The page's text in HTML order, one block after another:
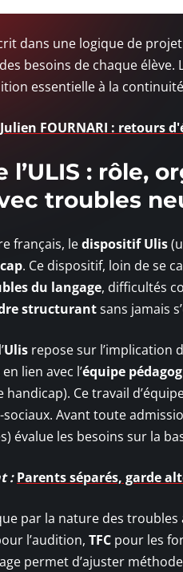
dans une logique de
besoins de chaque
essentielle à la
FOURNARI : retours
l’ULIS : rôle,
troubles
français, ledispositif Ulis
. Ce dispositif, loin de se
du langage, difficultés
structurantsans jamais
Ulis repose sur l’implication
lien avec l’équipe
handicap). Ce travail
Avant toute
évalue les besoins sur la
: Parents séparés, garde
par la nature des
l’audition, TFC pour les
permet d’ajuster